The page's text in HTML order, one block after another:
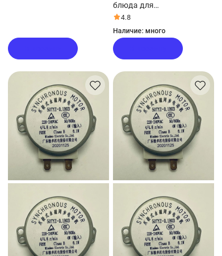
блюда для
микроволновой печи Haier
HMX-BTG259B
4.8
Наличие: много